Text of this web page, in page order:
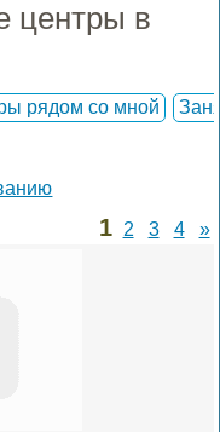
центры в
рядом со мной
1 2 3 4 »